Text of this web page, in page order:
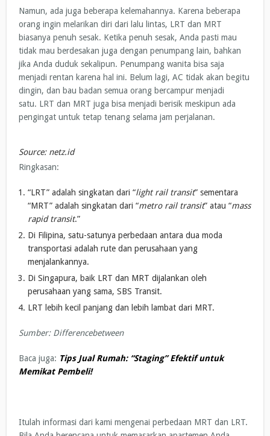
Namun, ada juga beberapa kelemahannya. Karena beberapa
orang ingin melarikan diri dari lalu lintas, LRT dan MRT
biasanya penuh sesak. Ketika penuh sesak, Anda pasti mau
tidak mau berdesakan juga dengan penumpang lain, bahkan
jika Anda duduk sekalipun. Penumpang wanita bisa saja
menjadi rentan karena hal ini. Belum lagi, AC tidak akan begitu
dingin, dan bau badan semua orang bercampur menjadi
satu. LRT dan MRT juga bisa menjadi berisik meskipun ada
pengingat untuk tetap tenang selama jam perjalanan.
Source: netz.id
Ringkasan:
“LRT” adalah singkatan dari “light rail transit” sementara
“MRT” adalah singkatan dari “metro rail transit” atau “mass
rapid transit.”
Di Filipina, satu-satunya perbedaan antara dua moda
transportasi adalah rute dan perusahaan yang
menjalankannya.
Di Singapura, baik LRT dan MRT dijalankan oleh
perusahaan yang sama, SBS Transit.
LRT lebih kecil panjang dan lebih lambat dari MRT.
Sumber: Differencebetween
Baca juga: Tips Jual Rumah: “Staging” Efektif untuk
Memikat Pembeli!
Itulah informasi dari kami mengenai perbedaan MRT dan LRT.